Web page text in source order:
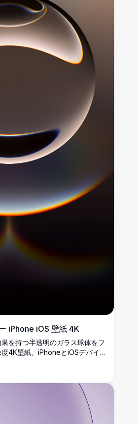
iPhone iOS 壁紙 4K
を持つ半透明のガラス球体をフ
4K壁紙。iPhoneとiOSデバイ
アートは滑らかなグラデーショ
覚体験を作り出します。